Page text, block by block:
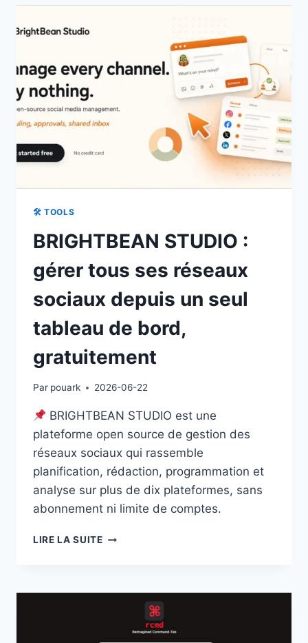
ET
DE
SON
EN
TEMPS
🛠 TOOLS
BRIGHTBEAN STUDIO :
gérer tous ses réseaux
sociaux depuis un seul
tableau de bord,
gratuitement
Par pouark 2026-06-22
BRIGHTBEAN STUDIO est une
plateforme open source de gestion des
réseaux sociaux qui rassemble
planification, rédaction, programmation et
analyse sur plus de dix plateformes, sans
abonnement ni limite de comptes.
LIRE LA SUITEBRIGHTBEAN
TOUS
RÉSEAUX
SOCIAUX